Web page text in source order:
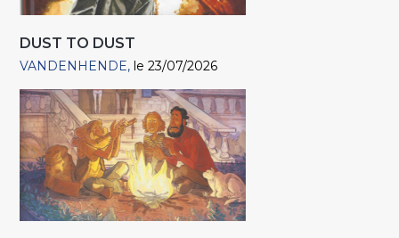
DUST TO DUST
VANDENHENDE le 23/07/2026